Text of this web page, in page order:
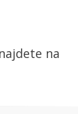
na